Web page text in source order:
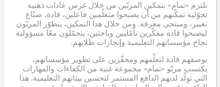
تلتزم «تمام» بتمكين المربّين من خلال غرس عادات ذهنية
تحوّلية تمكّنهم من أن يصبحوا متعلّمين فاعلين، قادة، صنّاع
تغيير، ومنتجي معرفة. ومن خلال هذا التمكين، يتطوّر المربّون
ليصبحوا قادة مفكّرين تأمّليين وباحثين، يتحمّلون معًا مسؤولية
نجاح مؤسساتهم التعليمية وإنجازات طلابهم.
بوصفهم قادة لتعلّمهم ومحفّزين على تطوير مؤسساتهم،
يكتسب مربّو «تمام» مجموعة غنية من الكفاءات والمهارات
التي تولّد لديهم الدافع المستمر لتحسين بيئاتهم التعليمية. هذا